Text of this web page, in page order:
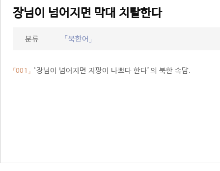
장님이 넘어지면 막대 치탈한다
분류 「북한어」
「001」 ‘장님이 넘어지면 지팡이 나쁘다 한다’의 북한 속담.